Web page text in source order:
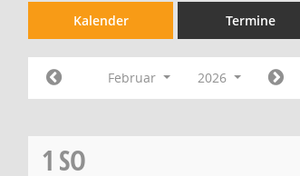
Kalender Termine
Februar 2026
1 SO